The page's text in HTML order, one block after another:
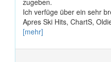
Ich verfüge über ein sehr
Apres Ski Hits, ChartS,
[mehr]